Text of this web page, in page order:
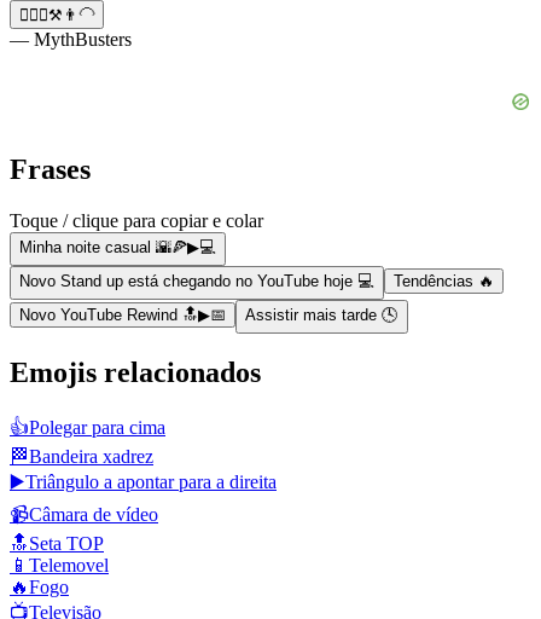
🧙‍♂️✨⚒️👨‍🦲
— MythBusters
Frases
Toque / clique para copiar e colar
Minha noite casual 🌇🍕▶💻
Novo Stand up está chegando no YouTube hoje 💻
Tendências 🔥
Novo YouTube Rewind 🔝▶📅
Assistir mais tarde 🕓
Emojis relacionados
👍Polegar para cima
🏁Bandeira xadrez
▶️Triângulo a apontar para a direita
📹Câmara de vídeo
🔝Seta TOP
📱 Telemovel
🔥Fogo
📺Televisão